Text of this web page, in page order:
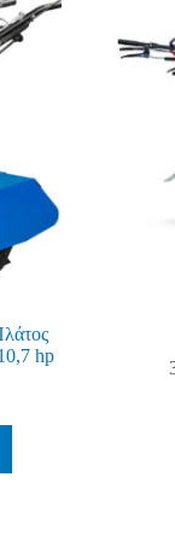
hp